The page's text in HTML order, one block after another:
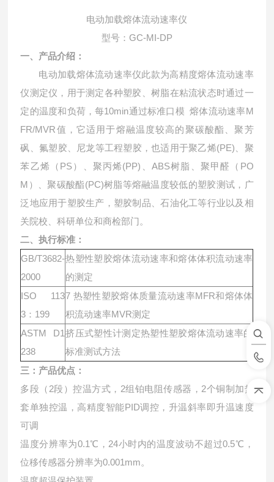
电动加载熔体流动速率仪
型号：GC-MI-DP
一、产品介绍：
电动加载熔体流动速率仪此款为高精度熔体流动速率
仪测定仪，用于测定各种塑胶、树脂在粘流状态时通过一
定的温度和负荷，每10min通过标准口模 熔体流动速率M
FR/MVR值，它适用于熔融温度较高的聚碳酸酯、聚芳
砜、氟塑胶、尼龙等工程塑胶，也适用于聚乙烯(PE)、聚
苯乙烯（PS）、聚丙烯(PP)、ABS树脂、聚甲醛（PO
M）、聚碳酸酯(PC)树脂等熔融温度较低的塑胶测试，广
泛地应用于塑胶生产，塑胶制品、石油化工等行业以及相
关院校、科研单位和商检部门。
二、执行标准：
GB/T3682-
2000
热塑性塑胶熔体流动速率和熔体体积流动速率
的测定
ISO 113
3：199
7 热塑性塑胶熔体质量流动速率MFR和熔体体
积流动速率MVR测定
ASTM D1
238
挤压式塑性计测定热塑性塑胶熔体流动速率的
标准测试方法
三：产品优点：
多段（2段）控温方式，2组铂电阻传感器，2个铜制加热
套单独控温，高精度智能PID调控，升温斜率即升温速度
可调
温度分辨率为0.1℃，24小时内的温度波动不超过0.5℃，
位移传感器分辨率为0.001mm。